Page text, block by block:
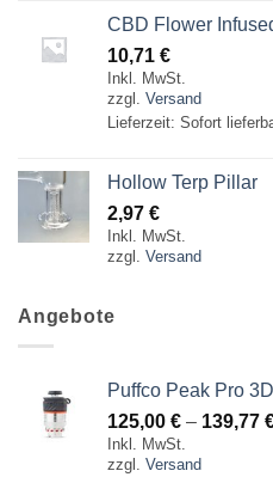
CBD Flower
10,71 €
Inkl. MwSt.
zzgl. Versand
Lieferzeit: Sofort
Hollow Terp Pillar
2,97 €
Inkl. MwSt.
zzgl. Versand
Angebote
Puffco Peak Pro
125,00 € – 139,77
Inkl. MwSt.
zzgl. Versand